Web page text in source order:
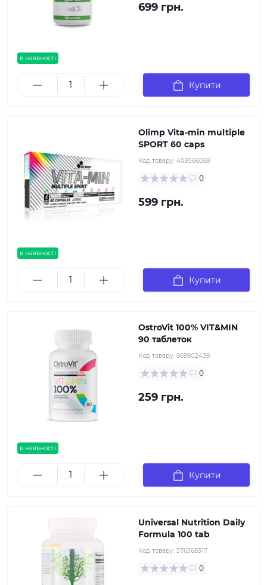
в наявності
699 грн.
Купити
в наявності
Olimp Vita-min multiple
SPORT 60 caps
Код товару: 409566069
0
599 грн.
Купити
в наявності
OstroVit 100% VIT&MIN
90 таблеток
Код товару: 869902439
0
259 грн.
Купити
Universal Nutrition Daily
Formula 100 tab
Код товару: 576368317
0